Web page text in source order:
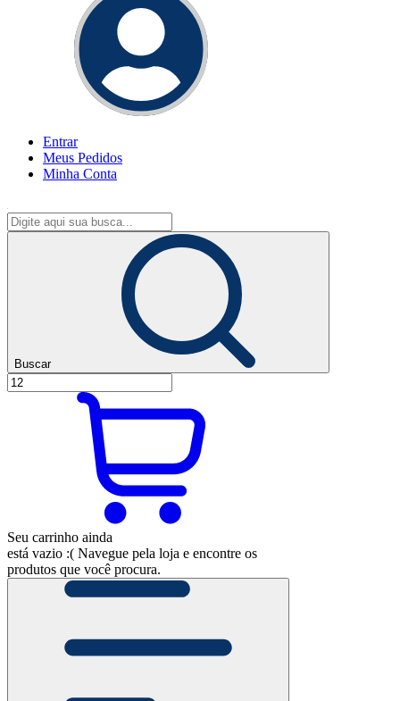
Entrar
Meus Pedidos
Minha Conta
Buscar
Seu carrinho ainda
está vazio :( Navegue pela loja e encontre os
produtos que você procura.